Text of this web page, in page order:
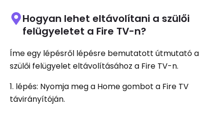
Hogyan lehet eltávolítani a szülői
felügyeletet a Fire TV-n?
Íme egy lépésről lépésre bemutatott útmutató a
szülői felügyelet eltávolításához a Fire TV-n.
1. lépés: Nyomja meg a Home gombot a Fire TV
távirányítóján.